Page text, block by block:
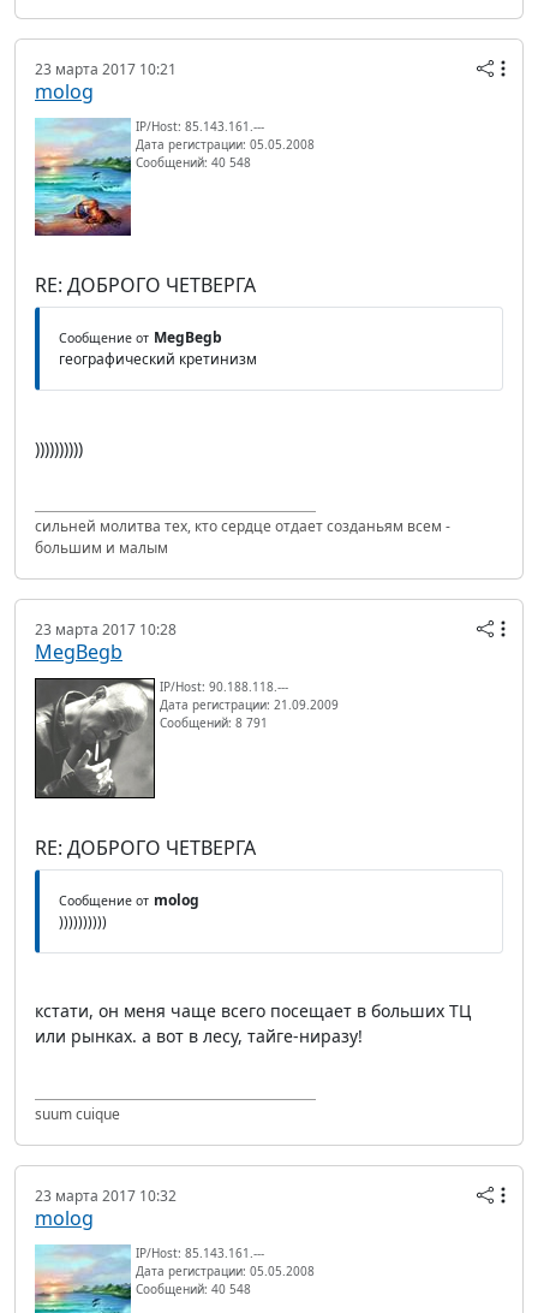
23 марта 2017 10:21
molog
IP/Host: 85.143.161.---
Дата регистрации: 05.05.2008
Сообщений: 40 548
RE: ДОБРОГО ЧЕТВЕРГА
Сообщение от MegBegb
географический кретинизм
))))))))))
сильней молитва тех, кто сердце отдает созданьям всем -
большим и малым
23 марта 2017 10:28
MegBegb
IP/Host: 90.188.118.---
Дата регистрации: 21.09.2009
Сообщений: 8 791
RE: ДОБРОГО ЧЕТВЕРГА
Сообщение от molog
))))))))))
кстати, он меня чаще всего посещает в больших ТЦ
или рынках. а вот в лесу, тайге-ниразу!
suum cuique
23 марта 2017 10:32
molog
IP/Host: 85.143.161.---
Дата регистрации: 05.05.2008
Сообщений: 40 548